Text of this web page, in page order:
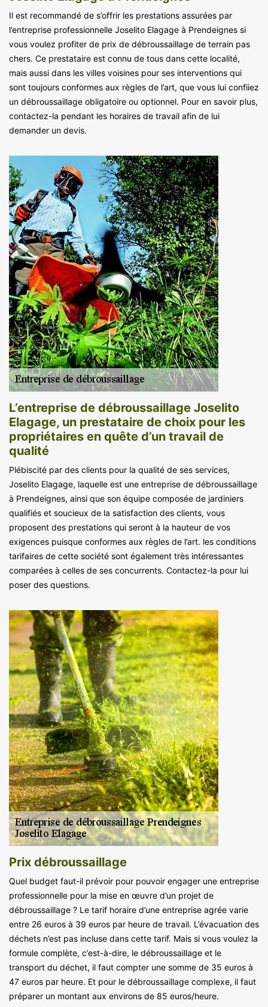
Il est recommandé de s’offrir les prestations assurées par
l’entreprise professionnelle Joselito Elagage à Prendeignes si
vous voulez profiter de prix de débroussaillage de terrain pas
chers. Ce prestataire est connu de tous dans cette localité,
mais aussi dans les villes voisines pour ses interventions qui
sont toujours conformes aux règles de l’art, que vous lui confiiez
un débroussaillage obligatoire ou optionnel. Pour en savoir plus,
contactez-la pendant les horaires de travail afin de lui
demander un devis.
L’entreprise de débroussaillage Joselito
Elagage, un prestataire de choix pour les
propriétaires en quête d’un travail de
qualité
Plébiscité par des clients pour la qualité de ses services,
Joselito Elagage, laquelle est une entreprise de débroussaillage
à Prendeignes, ainsi que son équipe composée de jardiniers
qualifiés et soucieux de la satisfaction des clients, vous
proposent des prestations qui seront à la hauteur de vos
exigences puisque conformes aux règles de l’art. les conditions
tarifaires de cette société sont également très intéressantes
comparées à celles de ses concurrents. Contactez-la pour lui
poser des questions.
Prix débroussaillage
Quel budget faut-il prévoir pour pouvoir engager une entreprise
professionnelle pour la mise en œuvre d’un projet de
débroussaillage ? Le tarif horaire d’une entreprise agrée varie
entre 26 euros à 39 euros par heure de travail. L’évacuation des
déchets n’est pas incluse dans cette tarif. Mais si vous voulez la
formule complète, c’est-à-dire, le débroussaillage et le
transport du déchet, il faut compter une somme de 35 euros à
47 euros par heure. Et pour le débroussaillage complexe, il faut
préparer un montant aux environs de 85 euros/heure.